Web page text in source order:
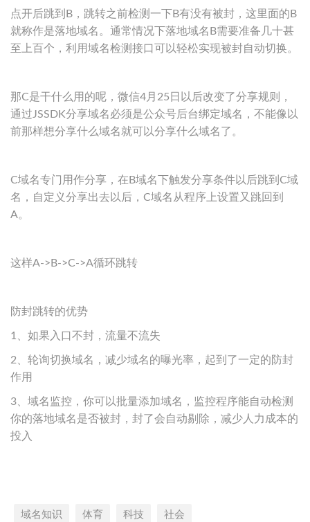
点开后跳到B，跳转之前检测一下B有没有被封，这里面的B
就称作是落地域名。通常情况下落地域名B需要准备几十甚
至上百个，利用域名检测接口可以轻松实现被封自动切换。
那C是干什么用的呢，微信4月25日以后改变了分享规则，
通过JSSDK分享域名必须是公众号后台绑定域名，不能像以
前那样想分享什么域名就可以分享什么域名了。
C域名专门用作分享，在B域名下触发分享条件以后跳到C域
名，自定义分享出去以后，C域名从程序上设置又跳回到
A。
这样A->B->C->A循环跳转
防封跳转的优势
1、如果入口不封，流量不流失
2、轮询切换域名，减少域名的曝光率，起到了一定的防封
作用
3、域名监控，你可以批量添加域名，监控程序能自动检测
你的落地域名是否被封，封了会自动剔除，减少人力成本的
投入
域名知识 体育 科技 社会